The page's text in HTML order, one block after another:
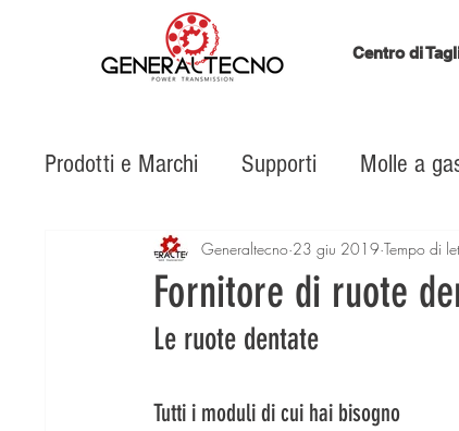
Centro di
Prodotti e Marchi Supporti Molle a
Sistemi lineari Cinghie Catene
ISB in Action manifattura additiva a
Fornitore di ruote
Generaltecno 23 giu 2019 Tempo di
Le ruote dentate
Tutti i moduli di cui hai bisogno